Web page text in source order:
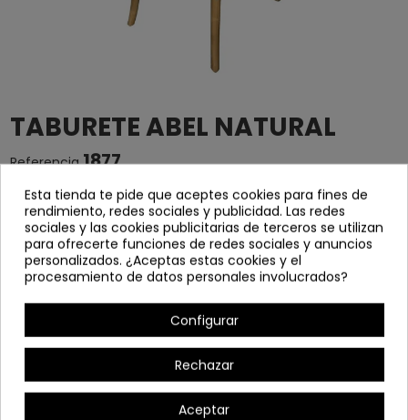
TABURETE ABEL NATURAL
Referencia 1877
Taburete con estructura demadera maciza de
olmoyasiento en rejilla trenzada de mimbre
Ancho: 44 cm
Profundo: 41 cm
Alto: 109 cm
Detalles del producto
Esta tienda te pide que aceptes cookies para fines de
rendimiento, redes sociales y publicidad. Las redes
sociales y las cookies publicitarias de terceros se utilizan
para ofrecerte funciones de redes sociales y anuncios
personalizados. ¿Aceptas estas cookies y el
procesamiento de datos personales involucrados?
Configurar
Rechazar
Aceptar